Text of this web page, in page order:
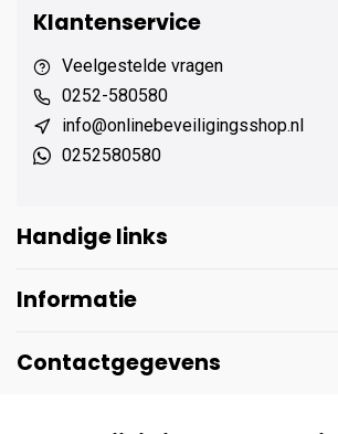
Klantenservice
Veelgestelde vragen
0252-580580
info@onlinebeveiligingsshop.nl
0252580580
Handige links
Informatie
Contactgegevens